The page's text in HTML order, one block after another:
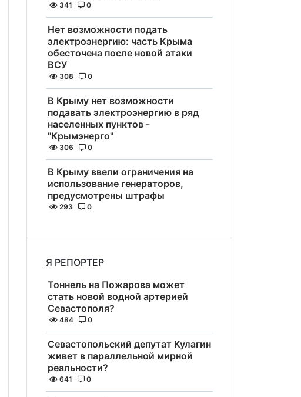
341 0
Нет возможности подать
электроэнергию: часть Крыма
обесточена после новой атаки
ВСУ
308 0
В Крыму нет возможности
подавать электроэнергию в ряд
населенных пунктов -
"Крымэнерго"
306 0
В Крыму ввели ограничения на
использование генераторов,
предусмотрены штрафы
293 0
Я РЕПОРТЕР
Тоннель на Пожарова может
стать новой водной артерией
Севастополя?
484 0
Севастопольский депутат Кулагин
живет в параллельной мирной
реальности?
641 0